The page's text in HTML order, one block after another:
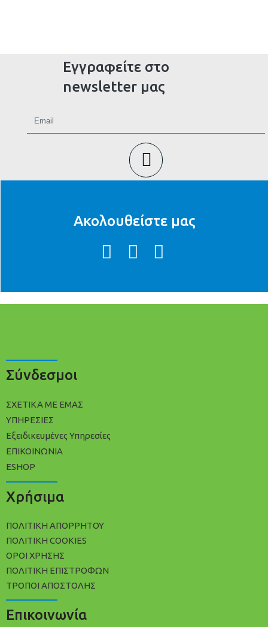
Εγγραφείτε στο
newsletter μας
Ακολουθείστε μας
Σύνδεσμοι
ΣΧΕΤΙΚΑ ΜΕ ΕΜΑΣ
ΥΠΗΡΕΣΙΕΣ
Εξειδικευμένες Υπηρεσίες
ΕΠΙΚΟΙΝΩΝΙΑ
ESHOP
Χρήσιμα
ΠΟΛΙΤΙΚΉ ΑΠΟΡΡΉΤΟΥ
ΠΟΛΊΤΙΚΗ COOKIES
ΌΡΟΙ ΧΡΉΣΗΣ
ΠΟΛΙΤΙΚΉ ΕΠΙΣΤΡΟΦΏΝ
ΤΡΌΠΟΙ ΑΠΟΣΤΟΛΉΣ
Επικοινωνία